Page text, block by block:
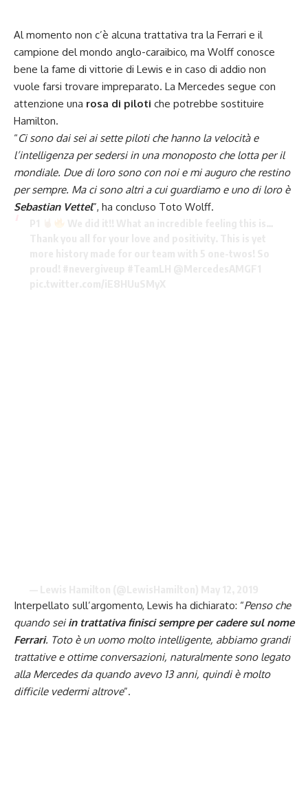
Al momento non c’è alcuna trattativa tra la Ferrari e il
campione del mondo anglo-caraibico, ma Wolff conosce
bene la fame di vittorie di Lewis e in caso di addio non
vuole farsi trovare impreparato. La Mercedes segue con
attenzione una rosa di piloti che potrebbe sostituire
Hamilton.
“Ci sono dai sei ai sette piloti che hanno la velocità e
l’intelligenza per sedersi in una monoposto che lotta per il
mondiale. Due di loro sono con noi e mi auguro che restino
per sempre. Ma ci sono altri a cui guardiamo e uno di loro è
Sebastian Vettel”, ha concluso Toto Wolff.
Interpellato sull’argomento, Lewis ha dichiarato: “Penso che
quando sei in trattativa finisci sempre per cadere sul nome
Ferrari. Toto è un uomo molto intelligente, abbiamo grandi
trattative e ottime conversazioni, naturalmente sono legato
alla Mercedes da quando avevo 13 anni, quindi è molto
difficile vedermi altrove”.